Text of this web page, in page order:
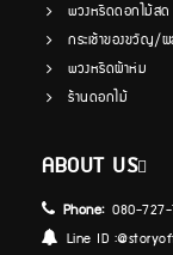
พวงหรีดดอกไม้สด
กระเช้าของขวัญ/ผ
พวงหรีดผ้าห่ม
ร้านดอกไม้
ABOUT US
Phone:080-727-
Line ID :